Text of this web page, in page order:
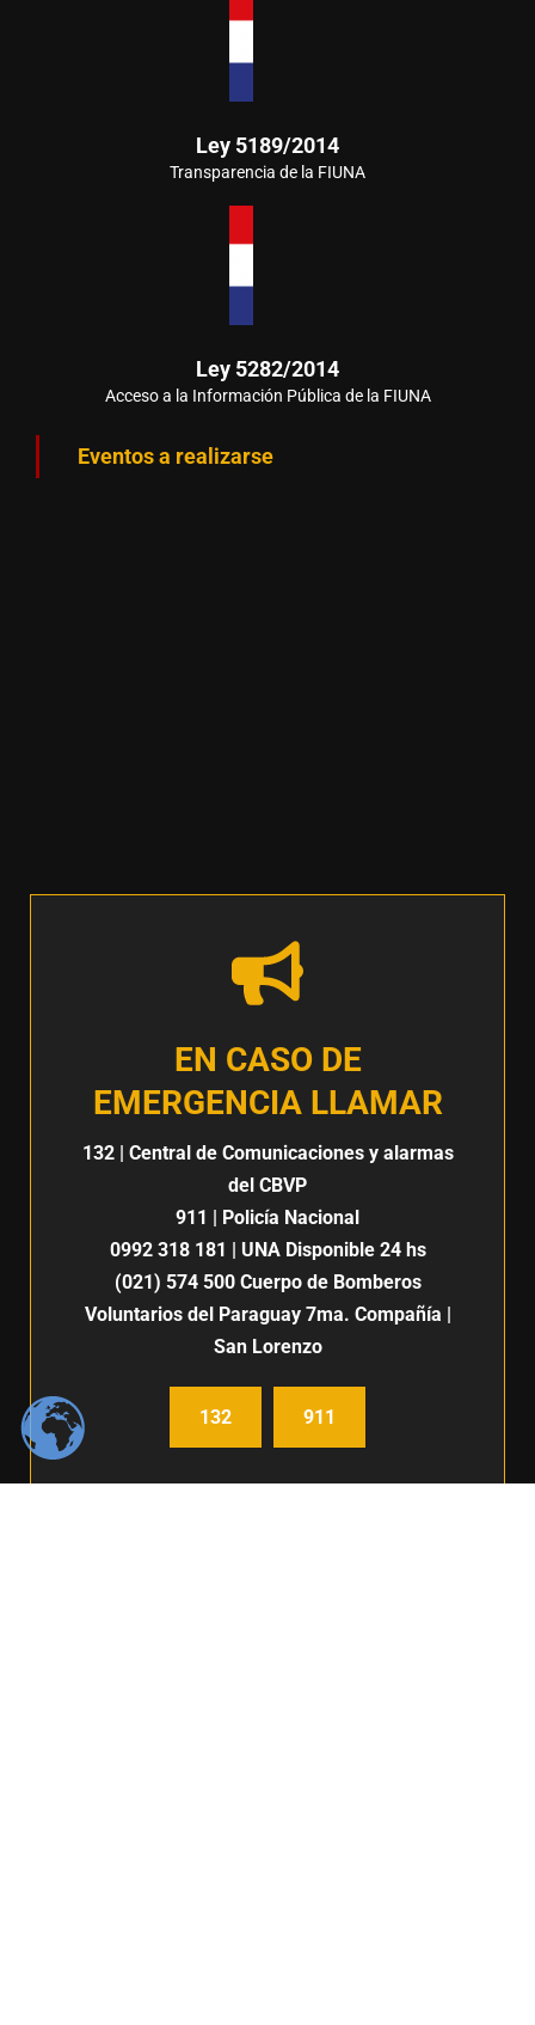
Ley 5189/2014
Transparencia de la FIUNA
Ley 5282/2014
Acceso a la Información Pública de la FIUNA
Eventos a realizarse
EN CASO DE
EMERGENCIA LLAMAR
132| Central de Comunicaciones y alarmas
del CBVP
911 | Policía Nacional
0992 318 181 | UNA Disponible 24 hs
(021) 574 500Cuerpo de Bomberos
Voluntarios del Paraguay 7ma. Compañía |
San Lorenzo
132 911